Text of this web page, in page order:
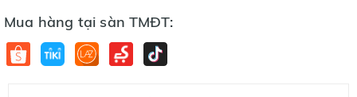
Mua hàng tại sàn TMĐT: